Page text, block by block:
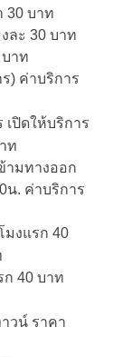
30 บาท
ละ 30 บาท
าท
) ค่าบริการ
ปิดให้บริการ
ท
ามทางออก
น. ค่าบริการ
มงแรก 40
40 บาท
วน์ ราคา